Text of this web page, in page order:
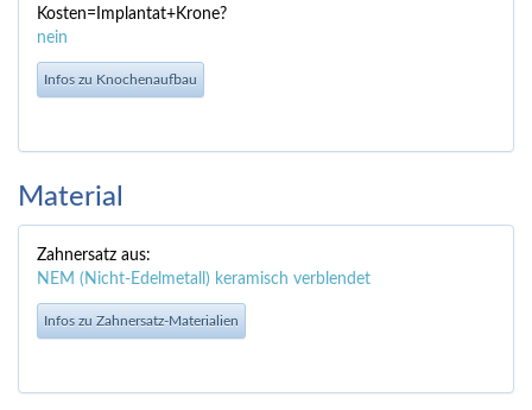
Kosten=Implantat+Krone?
nein
Infos zu Knochenaufbau
Material
Zahnersatz aus:
NEM (Nicht-Edelmetall) keramisch verblendet
Infos zu Zahnersatz-Materialien